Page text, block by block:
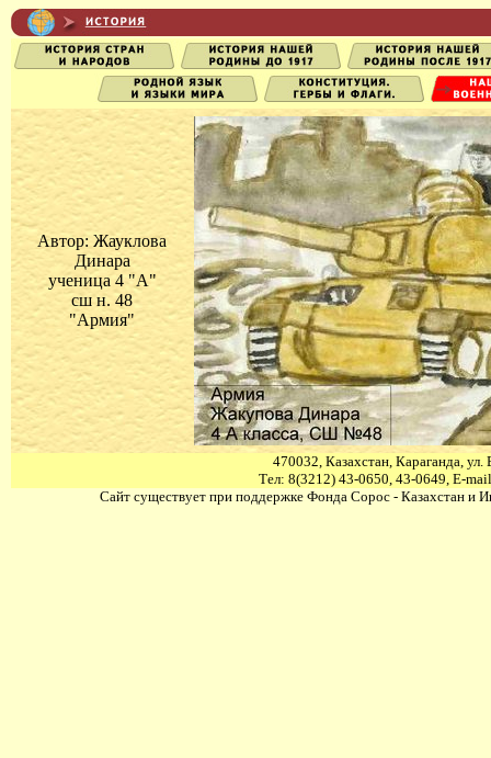
470032, Казахстан, Караганда,
Тел: 8(3212) 43-0650, 43-0649, E-
Сайт существует при поддержке Фонда Сорос - Казахстан и
Автор: Жауклова
Динара
ученица 4 "А"
сш н. 48
"Армия"